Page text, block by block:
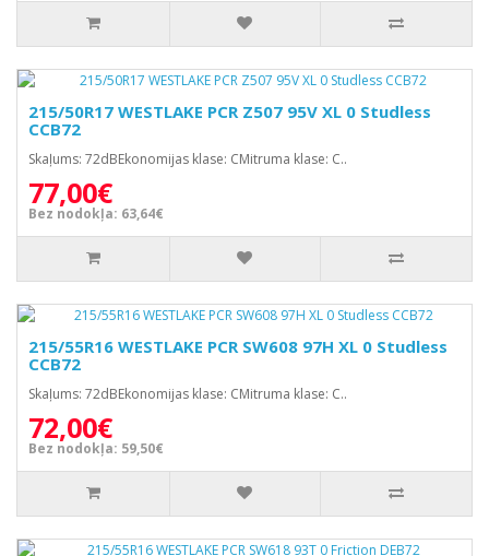
215/50R17 WESTLAKE PCR Z507 95V XL 0 Studless
CCB72
Skaļums: 72dBEkonomijas klase: CMitruma klase: C..
77,00€
Bez nodokļa: 63,64€
215/55R16 WESTLAKE PCR SW608 97H XL 0 Studless
CCB72
Skaļums: 72dBEkonomijas klase: CMitruma klase: C..
72,00€
Bez nodokļa: 59,50€